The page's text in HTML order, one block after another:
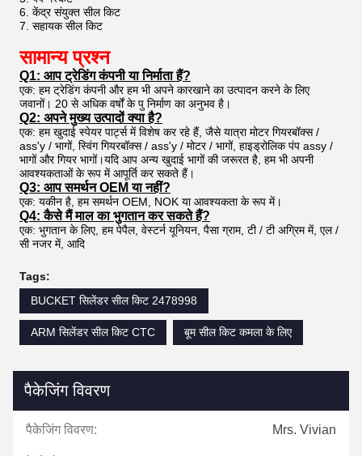
6. केंद्र संयुक्त सील किट
7. सहायक सील किट
सामान्य प्रश्न
Q1: आप ट्रेडिंग कंपनी या निर्माता हैं?
एक: हम ट्रेडिंग कंपनी और हम भी अपने कारखाने का उत्पादन करने के लिए
जवानों। 20 से अधिक वर्षों के पु निर्माण का अनुभव है।
Q2: अपने मुख्य उत्पादों क्या है?
एक: हम खुदाई स्पेयर पार्ट्स में विशेष कर रहे हैं, जैसे यात्रा मोटर गियरबॉक्स /
ass'y / भागों, स्विंग गियरबॉक्स / ass'y / मोटर / भागों, हाइड्रोलिक पंप assy /
भागों और गियर भागों।यदि आप अन्य खुदाई भागों की जरूरत है, हम भी अपनी
आवश्यकताओं के रूप में आपूर्ति कर सकते हैं।
Q3: आप समर्थन OEM या नहीं?
एक: यकीन है, हम समर्थन OEM, NOK या आवश्यकता के रूप में।
Q4: कैसे मैं माल का भुगतान कर सकते हैं?
एक: भुगतान के लिए, हम पेपैल, वेस्टर्न यूनियन, पैसा ग्राम, टी / टी अग्रिम में, एल /
सी नजर में, आदि
Tags:
BUCKET सिलेंडर सील किट 2478998
ARM सिलेंडर सील किट CTC बूम सील किट कमला के लिए
पैकेजिंग विवरण
पैकेजिंग विवरण: Mrs. Vivian